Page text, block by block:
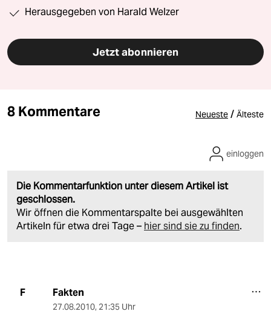
Herausgegeben von Harald Welzer
Jetzt abonnieren
8 Kommentare Neueste / Älteste
Die Kommentarfunktion unter diesem Artikel ist
geschlossen.
Wir öffnen die Kommentarspalte bei ausgewählten
Artikeln für etwa drei Tage – hier sind sie zu finden.
einloggen
F Fakten
27.08.2010, 21:35 Uhr